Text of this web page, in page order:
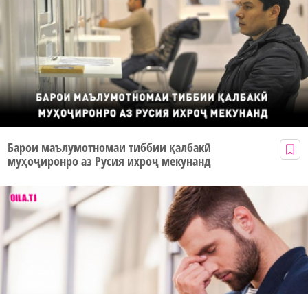
Барои маълумотномаи тиббии қалбакӣ
муҳоҷиронро аз Русия ихроҷ мекунанд